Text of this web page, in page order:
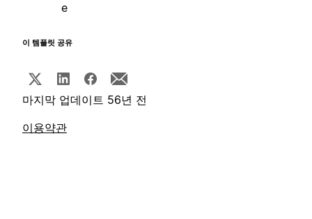
e
이 템플릿 공유
마지막 업데이트 56년 전
이용약관